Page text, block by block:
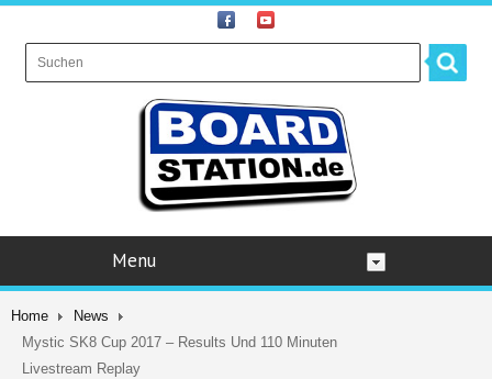
Menu
Home
News
Mystic SK8 Cup 2017 – Results Und 110 Minuten
Livestream Replay